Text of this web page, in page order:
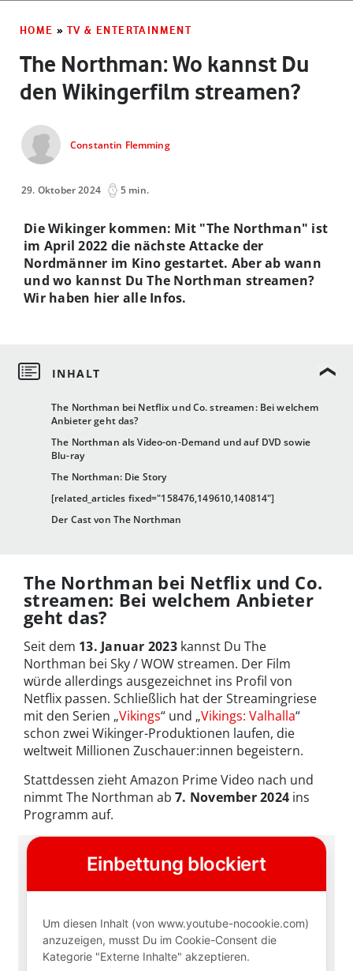
HOME » TV & ENTERTAINMENT
The Northman: Wo kannst Du
den Wikingerfilm streamen?
Constantin Flemming
29. Oktober 2024 5 min.
The Northman bei Netflix und Co. streamen: Bei welchem
Anbieter geht das?
The Northman als Video-on-Demand und auf DVD sowie
Blu-ray
The Northman: Die Story
[related_articles fixed="158476,149610,140814"]
Der Cast von The Northman
Die Wikinger kommen: Mit "The Northman" ist
im April 2022 die nächste Attacke der
Nordmänner im Kino gestartet. Aber ab wann
und wo kannst Du The Northman streamen?
Wir haben hier alle Infos.
The Northman bei Netflix und Co.
streamen: Bei welchem Anbieter
geht das?
Seit dem 13. Januar 2023kannst Du The
Northman bei Sky / WOW streamen. Der Film
würde allerdings ausgezeichnet ins Profil von
Netflix passen. Schließlich hat der Streamingriese
mit den Serien „Vikings“ und „Vikings: Valhalla“
schon zwei Wikinger-Produktionen laufen, die
weltweit Millionen Zuschauer:innen begeistern.
Stattdessen zieht Amazon Prime Video nach und
nimmt The Northman ab 7. November 2024 ins
Programm auf.